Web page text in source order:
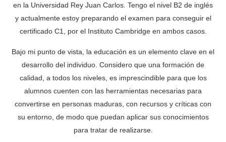
en la Universidad Rey Juan Carlos. Tengo el nivel B2 de inglés
y actualmente estoy preparando el examen para conseguir el
certificado C1, por el Instituto Cambridge en ambos casos.
Bajo mi punto de vista, la educación es un elemento clave en el
desarrollo del individuo. Considero que una formación de
calidad, a todos los niveles, es imprescindible para que los
alumnos cuenten con las herramientas necesarias para
convertirse en personas maduras, con recursos y críticas con
su entorno, de modo que puedan aplicar sus conocimientos
para tratar de realizarse.